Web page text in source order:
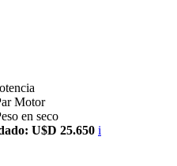
Motor
en seco
U$D 25.650 i